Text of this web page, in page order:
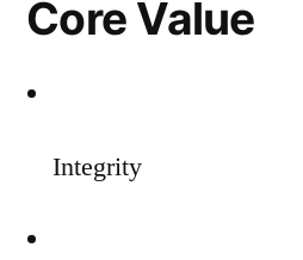
Core Value
Integrity